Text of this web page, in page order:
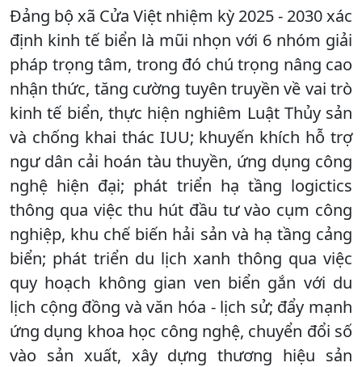
Đảng bộ xã Cửa Việt nhiệm kỳ 2025 - 2030 xác
định kinh tế biển là mũi nhọn với 6 nhóm giải
pháp trọng tâm, trong đó chú trọng nâng cao
nhận thức, tăng cường tuyên truyền về vai trò
kinh tế biển, thực hiện nghiêm Luật Thủy sản
và chống khai thác IUU; khuyến khích hỗ trợ
ngư dân cải hoán tàu thuyền, ứng dụng công
nghệ hiện đại; phát triển hạ tầng logictics
thông qua việc thu hút đầu tư vào cụm công
nghiệp, khu chế biến hải sản và hạ tầng cảng
biển; phát triển du lịch xanh thông qua việc
quy hoạch không gian ven biển gắn với du
lịch cộng đồng và văn hóa - lịch sử; đẩy mạnh
ứng dụng khoa học công nghệ, chuyển đổi số
vào sản xuất, xây dựng thương hiệu sản